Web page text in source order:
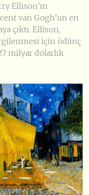
Ellison’ın
van Gogh’un en
çıktı. Ellison,
için ödünç
milyar dolarlık